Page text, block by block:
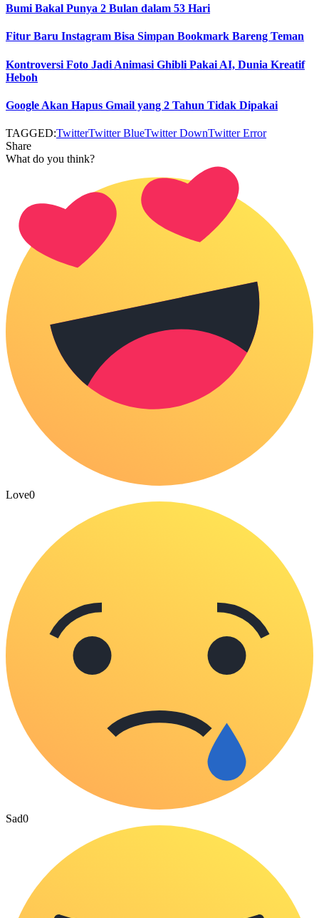
Bumi Bakal Punya 2 Bulan dalam 53 Hari
Fitur Baru Instagram Bisa Simpan Bookmark Bareng Teman
Kontroversi Foto Jadi Animasi Ghibli Pakai AI, Dunia Kreatif
Heboh
Google Akan Hapus Gmail yang 2 Tahun Tidak Dipakai
TAGGED:TwitterTwitter BlueTwitter DownTwitter Error
Share
What do you think?
Love0
Sad0